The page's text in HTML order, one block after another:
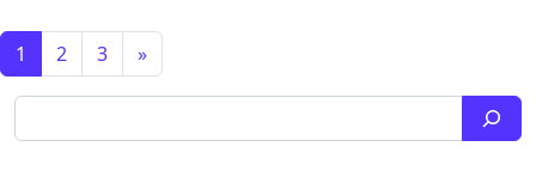
Yazı dolaşımı
1 2 3 »